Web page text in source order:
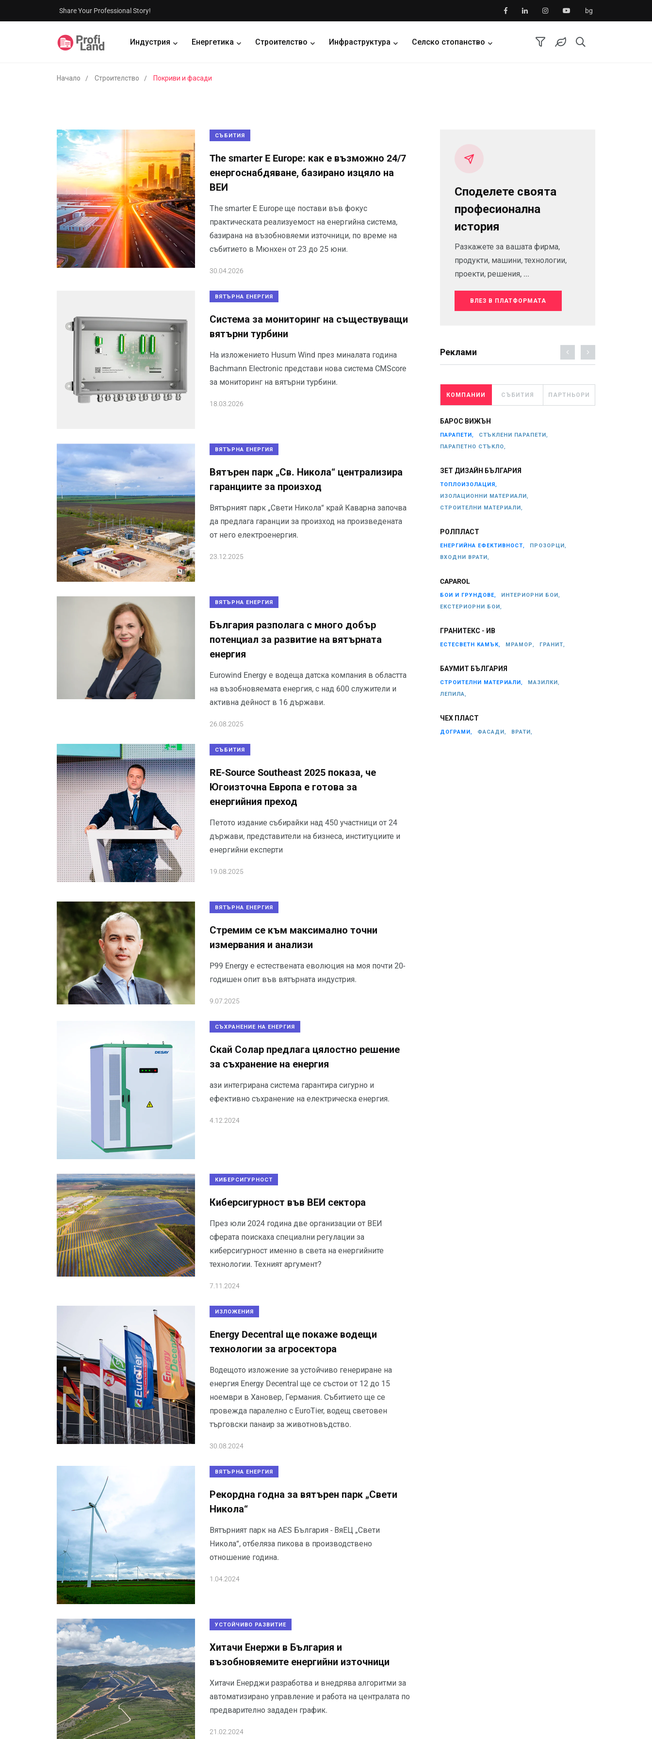
Share Your Professional Story! bg
Индустрия Енергетика Строителство Инфраструктура Селско стопанство
Начало Строителство Покриви и фасади
СЪБИТИЯ
The smarter E Europe: как е възможно 24/7
енергоснабдяване, базирано изцяло на
ВЕИ
The smarter E Europe ще постави във фокус
практическата реализуемост на енергийна система,
базирана на възобновяеми източници, по време на
събитието в Мюнхен от 23 до 25 юни.
30.04.2026
ВЯТЪРНА ЕНЕРГИЯ
Система за мониторинг на съществуващи
вятърни турбини
На изложението Husum Wind през миналата година
Bachmann Electronic представи нова система CMScore
за мониторинг на вятърни турбини.
18.03.2026
ВЯТЪРНА ЕНЕРГИЯ
Вятърен парк „Св. Никола“ централизира
гаранциите за произход
Вятърният парк „Свети Никола“ край Каварна започва
да предлага гаранции за произход на произведената
от него електроенергия.
23.12.2025
ВЯТЪРНА ЕНЕРГИЯ
България разполага с много добър
потенциал за развитие на вятърната
енергия
Eurowind Energy е водеща датска компания в областта
на възобновяемата енергия, с над 600 служители и
активна дейност в 16 държави.
26.08.2025
СЪБИТИЯ
RE-Source Southeast 2025 показа, че
Югоизточна Европа е готова за
енергийния преход
Петото издание събирайки над 450 участници от 24
държави, представители на бизнеса, институциите и
енергийни експерти
19.08.2025
ВЯТЪРНА ЕНЕРГИЯ
Стремим се към максимално точни
измервания и анализи
P99 Energy е естествената еволюция на моя почти 20-
годишен опит във вятърната индустрия.
9.07.2025
СЪХРАНЕНИЕ НА ЕНЕРГИЯ
Скай Солар предлага цялостно решение
за съхранение на енергия
ази интегрирана система гарантира сигурно и
ефективно съхранение на електрическа енергия.
4.12.2024
КИБЕРСИГУРНОСТ
Киберсигурност във ВЕИ сектора
През юли 2024 година две организации от ВЕИ
сферата поискаха специални регулации за
киберсигурност именно в света на енергийните
технологии. Техният аргумент?
7.11.2024
ИЗЛОЖЕНИЯ
Energy Decentral ще покаже водещи
технологии за агросектора
Водещото изложение за устойчиво генериране на
енергия Energy Decentral ще се състои от 12 до 15
ноември в Хановер, Германия. Събитието ще се
провежда паралелно с EuroTier, водещ световен
търговски панаир за животновъдство.
30.08.2024
ВЯТЪРНА ЕНЕРГИЯ
Рекордна годна за вятърен парк „Свети
Никола“
Вятърният парк на AES България - ВяЕЦ „Свети
Никола“, отбеляза пикова в производствено
отношение година.
1.04.2024
УСТОЙЧИВО РАЗВИТИЕ
Хитачи Енержи в България и
възобновяемите енергийни източници
Хитачи Енерджи разработва и внедрява алгоритми за
автоматизирано управление и работа на централата по
предварително зададен график.
21.02.2024
Споделете своята
професионална
история
Разкажете за вашата фирма,
продукти, машини, технологии,
проекти, решения, ...
ВЛЕЗ В ПЛАТФОРМАТА
Реклами
КОМПАНИИ СЪБИТИЯ ПАРТНЬОРИ
БАРОС ВИЖЪН
ПАРАПЕТИ,
СТЪКЛЕНИ ПАРАПЕТИ,
ПАРАПЕТНО СТЪКЛО,
ЗЕТ ДИЗАЙН БЪЛГАРИЯ
ТОПЛОИЗОЛАЦИЯ,
ИЗОЛАЦИОННИ МАТЕРИАЛИ,
СТРОИТЕЛНИ МАТЕРИАЛИ,
РОЛПЛАСТ
ЕНЕРГИЙНА ЕФЕКТИВНОСТ,
ПРОЗОРЦИ,
ВХОДНИ ВРАТИ,
CAPAROL
БОИ И ГРУНДОВЕ,
ИНТЕРИОРНИ БОИ,
ЕКСТЕРИОРНИ БОИ,
ГРАНИТЕКС - ИВ
ЕСТЕСВЕТН КАМЪК, МРАМОР, ГРАНИТ,
БАУМИТ БЪЛГАРИЯ
СТРОИТЕЛНИ МАТЕРИАЛИ,
МАЗИЛКИ,
ЛЕПИЛА,
ЧЕХ ПЛАСТ
ДОГРАМИ, ФАСАДИ, ВРАТИ,